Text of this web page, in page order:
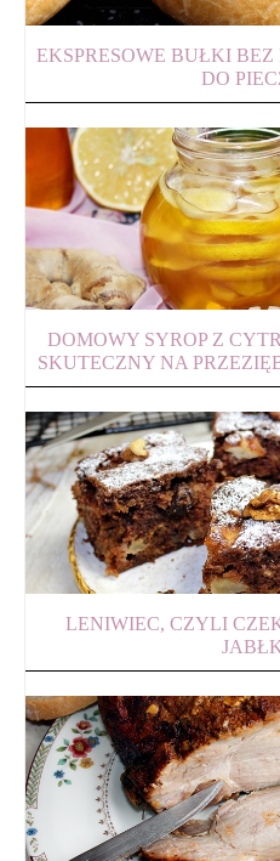
EKSPRESOWE BUŁKI
DO
DOMOWY SYROP Z
SKUTECZNY NA
LENIWIEC, CZYLI